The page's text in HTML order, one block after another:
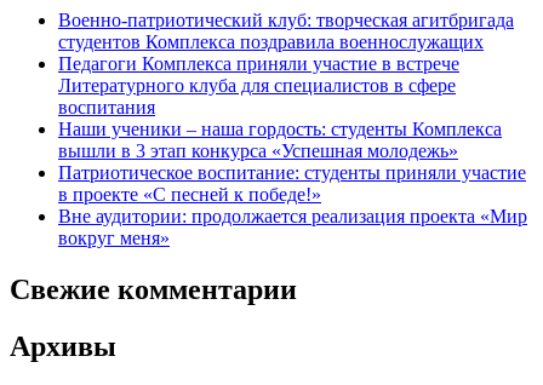
Военно-патриотический клуб: творческая агитбригада
студентов Комплекса поздравила военнослужащих
Педагоги Комплекса приняли участие в встрече
Литературного клуба для специалистов в сфере
воспитания
Наши ученики – наша гордость: студенты Комплекса
вышли в 3 этап конкурса «Успешная молодежь»
Патриотическое воспитание: студенты приняли участие
в проекте «С песней к победе!»
Вне аудитории: продолжается реализация проекта «Мир
вокруг меня»
Свежие комментарии
Архивы